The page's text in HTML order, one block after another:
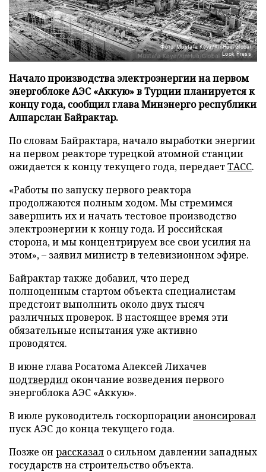
Фото: Mustafa Kaya/XinHua/Global
Look Press
Начало производства электроэнергии на первом
энергоблоке АЭС «Аккую» в Турции планируется к
концу года, сообщил глава Минэнерго республики
Алпарслан Байрактар.
По словам Байрактара, начало выработки энергии
на первом реакторе турецкой атомной станции
ожидается к концу текущего года, передаетТАСС.
«Работы по запуску первого реактора
продолжаются полным ходом. Мы стремимся
завершить их и начать тестовое производство
электроэнергии к концу года. И российская
сторона, и мы концентрируем все свои усилия на
этом», – заявил министр в телевизионном эфире.
Байрактар также добавил, что перед
полноценным стартом объекта специалистам
предстоит выполнить около двух тысяч
различных проверок. В настоящее время эти
обязательные испытания уже активно
проводятся.
В июне глава Росатома Алексей Лихачев
подтвердил окончание возведения первого
энергоблока АЭС «Аккую».
В июле руководитель госкорпорации анонсировал
пуск АЭС до конца текущего года.
Позже он рассказал о сильном давлении западных
государств на строительство объекта.